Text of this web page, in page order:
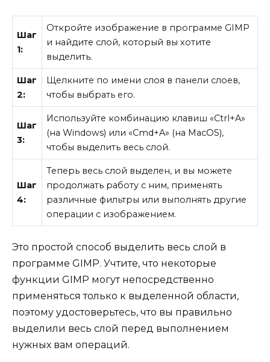
Шаг
1:
Откройте изображение в программе GIMP
и найдите слой, который вы хотите
выделить.
Шаг
2:
Щелкните по имени слоя в панели слоев,
чтобы выбрать его.
Шаг
3:
Используйте комбинацию клавиш «Ctrl+A»
(на Windows) или «Cmd+A» (на MacOS),
чтобы выделить весь слой.
Шаг
4:
Теперь весь слой выделен, и вы можете
продолжать работу с ним, применять
различные фильтры или выполнять другие
операции с изображением.
Это простой способ выделить весь слой в
программе GIMP. Учтите, что некоторые
функции GIMP могут непосредственно
применяться только к выделенной области,
поэтому удостоверьтесь, что вы правильно
выделили весь слой перед выполнением
нужных вам операций.